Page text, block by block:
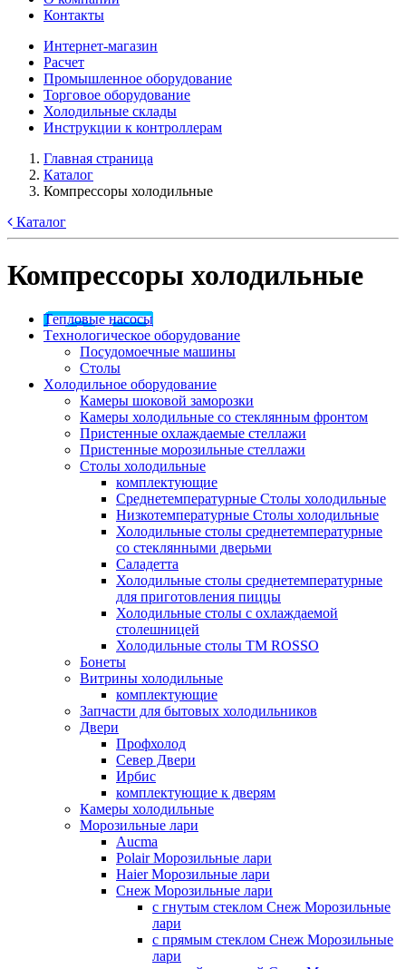
Контакты
Интернет-магазин
Расчет
Промышленное оборудование
Торговое оборудование
Холодильные склады
Инструкции к контроллерам
Главная страница
Каталог
Компрессоры холодильные
Каталог
Компрессоры холодильные
Tепловые насосы
Tехнологическое оборудование
Посудомоечные машины
Столы
Xолодильное оборудование
Камеры шоковой заморозки
Камеры холодильные со стеклянным фронтом
Пристенные охлаждаемые стеллажи
Пристенные морозильные стеллажи
Столы холодильные
комплектующие
Среднетемпературные Столы холодильные
Низкотемпературные Столы холодильные
Холодильные столы среднетемпературные
со стеклянными дверьми
Саладетта
Холодильные столы среднетемпературные
для приготовления пиццы
Холодильные столы с охлаждаемой
столешницей
Холодильные столы ТМ ROSSO
Бонеты
Витрины холодильные
комплектующие
Запчасти для бытовых холодильников
Двери
Профхолод
Север Двери
Ирбис
комплектующие к дверям
Камеры холодильные
Морозильные лари
Aucma
Polair Морозильные лари
Haier Морозильные лари
Снеж Морозильные лари
с гнутым стеклом Снеж Морозильные
лари
с прямым стеклом Снеж Морозильные
лари